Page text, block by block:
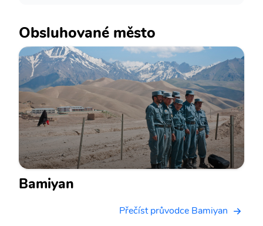
Obsluhované město
Bamiyan
Přečíst průvodce Bamiyan